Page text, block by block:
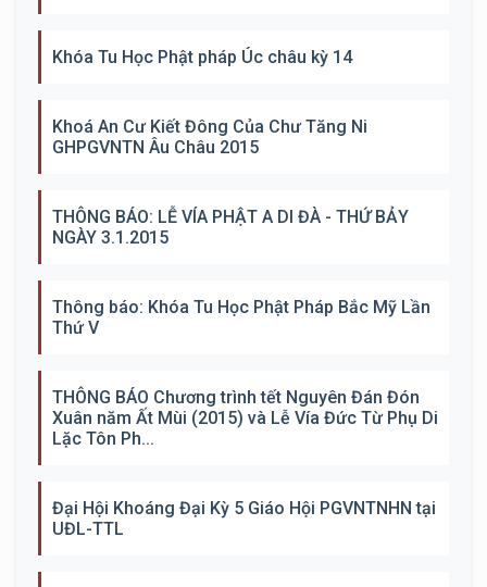
Khóa Tu Học Phật pháp Úc châu kỳ 14
Khoá An Cư Kiết Đông Của Chư Tăng Ni
GHPGVNTN Âu Châu 2015
THÔNG BÁO: LỄ VÍA PHẬT A DI ĐÀ - THỨ BẢY
NGÀY 3.1.2015
Thông báo: Khóa Tu Học Phật Pháp Bắc Mỹ Lần
Thứ V
THÔNG BÁO Chương trình tết Nguyên Đán Đón
Xuân năm Ất Mùi (2015) và Lễ Vía Đức Từ Phụ Di
Lặc Tôn Ph...
Đại Hội Khoáng Đại Kỳ 5 Giáo Hội PGVNTNHN tại
UĐL-TTL